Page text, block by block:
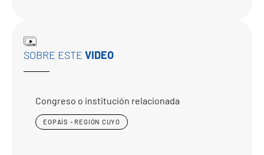
SOBRE ESTE VIDEO
Congreso o institución relacionada
EOPAÍS - REGIÓN CUYO